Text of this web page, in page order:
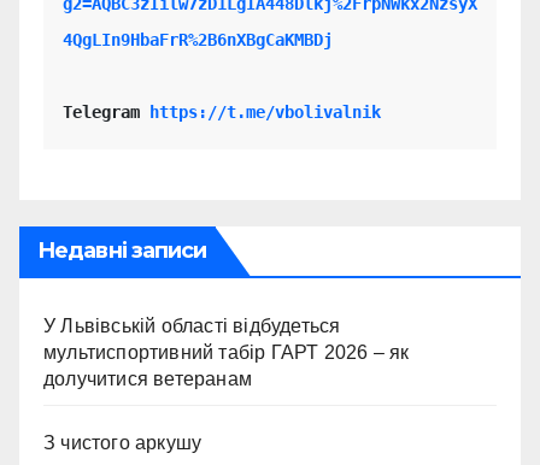
g2=AQBC3zIilw7zD1LgIA448Dlkj%2FrpNWkx2NzsyX
4QgLIn9HbaFrR%2B6nXBgCaKMBDj
Telegram https://t.me/vbolivalnik
Недавні записи
У Львівській області відбудеться
мультиспортивний табір ГАРТ 2026 – як
долучитися ветеранам
З чистого аркушу